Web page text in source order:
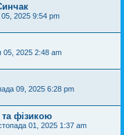
2025 9:54 pm
05, 2025 2:48 am
09, 2025 6:28 pm
фізикою
01, 2025 1:37 am